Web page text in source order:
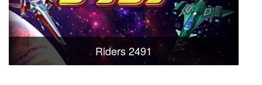
Riders 2491